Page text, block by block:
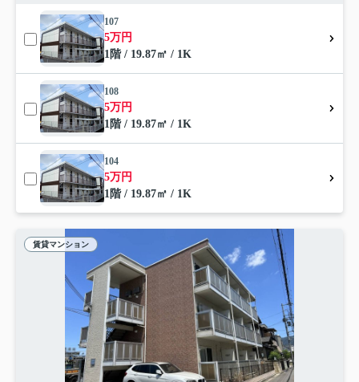
107
5万円
1階 / 19.87㎡ / 1K
108
5万円
1階 / 19.87㎡ / 1K
104
5万円
1階 / 19.87㎡ / 1K
賃貸マンション